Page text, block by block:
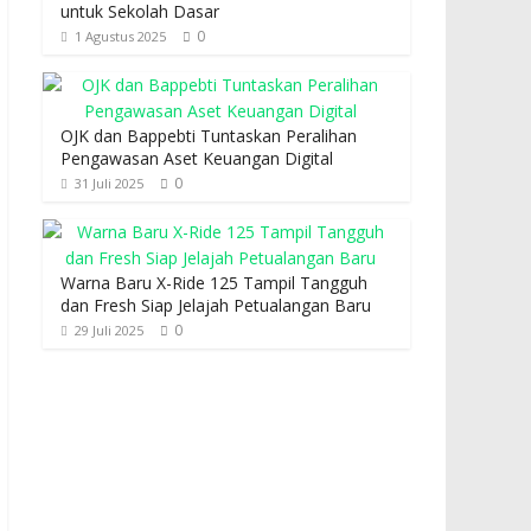
untuk Sekolah Dasar
1 Agustus 2025 0
OJK dan Bappebti Tuntaskan Peralihan
Pengawasan Aset Keuangan Digital
31 Juli 2025 0
Warna Baru X-Ride 125 Tampil Tangguh
dan Fresh Siap Jelajah Petualangan Baru
29 Juli 2025 0